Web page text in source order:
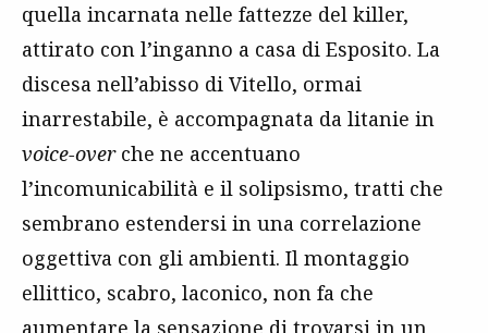
quella incarnata nelle fattezze del killer,
attirato con l’inganno a casa di Esposito. La
discesa nell’abisso di Vitello, ormai
inarrestabile, è accompagnata da litanie in
voice-overche ne accentuano
l’incomunicabilità e il solipsismo, tratti che
sembrano estendersi in una correlazione
oggettiva con gli ambienti. Il montaggio
ellittico, scabro, laconico, non fa che